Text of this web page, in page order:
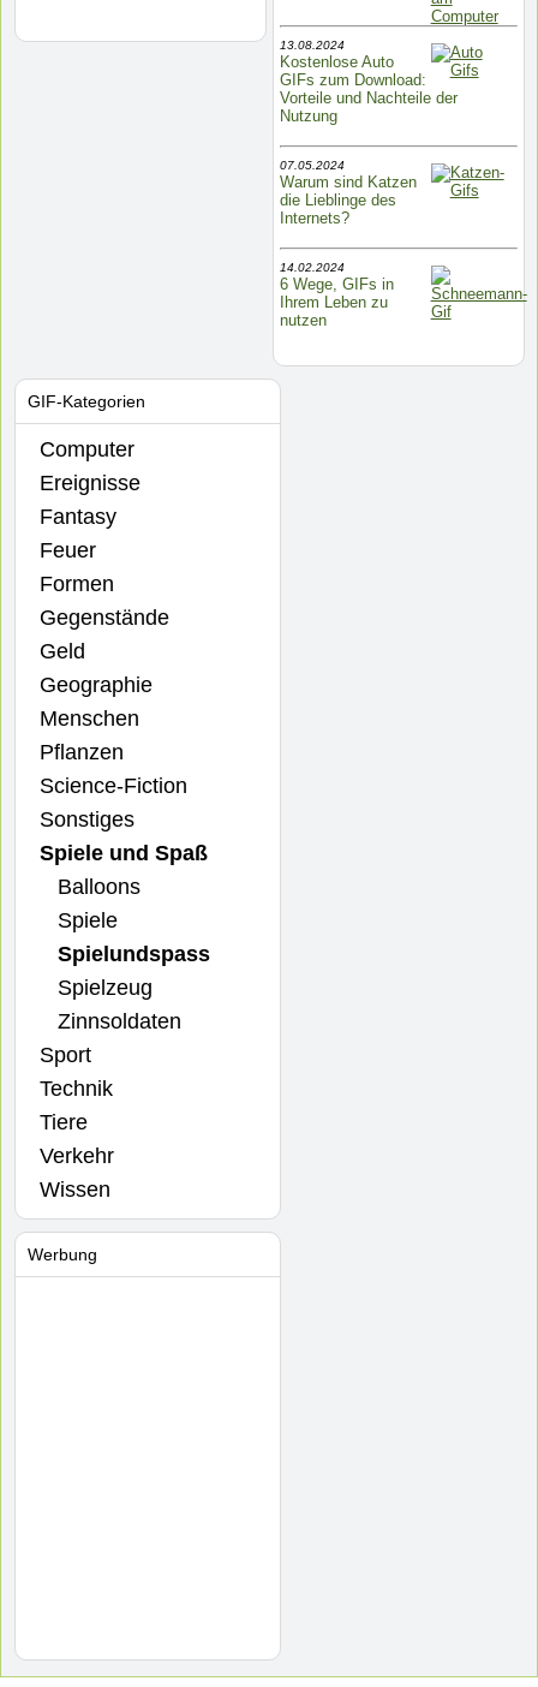
GIF-Kategorien
Computer
Ereignisse
Fantasy
Feuer
Formen
Gegenstände
Geld
Geographie
Menschen
Pflanzen
Science-Fiction
Sonstiges
Spiele und Spaß
Balloons
Spiele
Spielundspass
Spielzeug
Zinnsoldaten
Sport
Technik
Tiere
Verkehr
Wissen
Werbung
13.08.2024
Kostenlose Auto
GIFs zum Download:
Vorteile und Nachteile der
Nutzung
07.05.2024
Warum sind Katzen
die Lieblinge des
Internets?
14.02.2024
6 Wege, GIFs in
Ihrem Leben zu
nutzen